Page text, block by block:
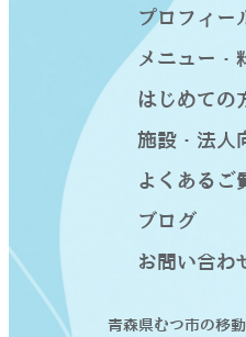
青森県むつ市の移
プロフィー
メニュー・
はじめての
施設・法人
よくあるご
ブログ
お問い合わ